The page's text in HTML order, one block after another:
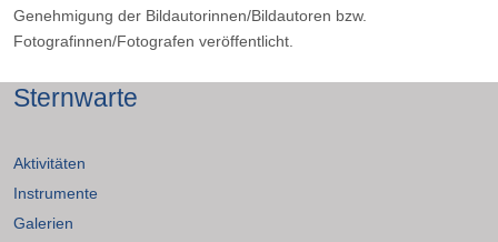
Genehmigung der Bildautorinnen/Bildautoren bzw.
Fotografinnen/Fotografen veröffentlicht.
Sternwarte
Aktivitäten
Instrumente
Galerien